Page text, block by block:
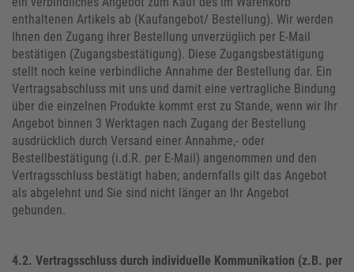
enthaltenen Artikels ab (Kaufangebot/ Bestellung). Wir werden
Ihnen den Zugang ihrer Bestellung unverzüglich per E-Mail
bestätigen (Zugangsbestätigung). Diese Zugangsbestätigung
stellt noch keine verbindliche Annahme der Bestellung dar. Ein
Vertragsabschluss mit uns und damit eine vertragliche Bindung
über die einzelnen Produkte kommt erst zu Stande, wenn wir Ihr
Angebot binnen 3 Werktagen nach Zugang der Bestellung
ausdrücklich durch Versand einer Annahme,- oder
Bestellbestätigung (i.d.R. per E-Mail) angenommen und den
Vertragsschluss bestätigt haben; andernfalls gilt das Angebot
als abgelehnt und Sie sind nicht länger an Ihr Angebot
gebunden.
4.2. Vertragsschluss durch individuelle Kommunikation (z.B. per